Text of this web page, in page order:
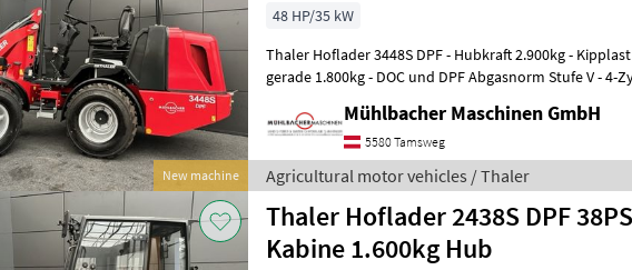
New machine
48 HP/35 kW
Thaler Hoflader 3448S DPF - Hubkraft 2.900kg - Kipplast Schaufel
gerade 1.800kg - DOC und DPF Abgasnorm Stufe V - 4-
Mühlbacher Maschinen GmbH
5580 Tamsweg
Agricultural motor vehicles / Thaler
Thaler Hoflader 2438S DPF
Kabine 1.600kg Hub